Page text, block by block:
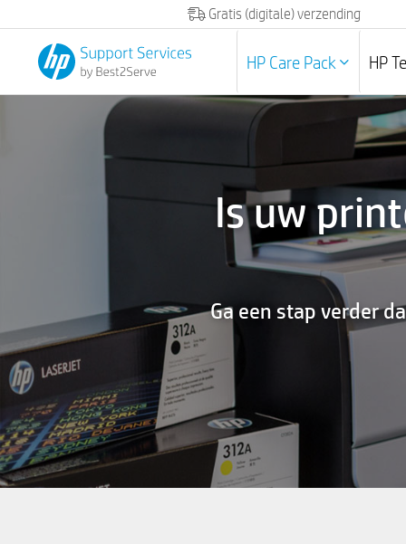
Gratis (digitale) verzending
HP Care Pack HP
Is uw
Ga een stap verder